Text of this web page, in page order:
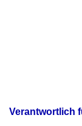
Verantwortlich